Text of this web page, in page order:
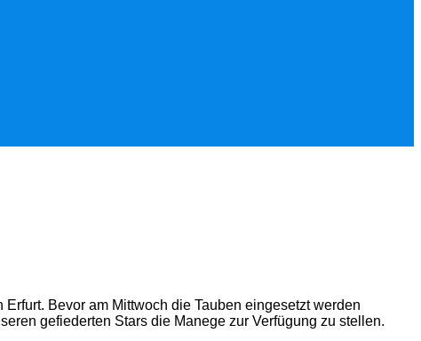
Bevor am Mittwoch die Tauben eingesetzt werden
gefiederten Stars die Manege zur Verfügung zu stellen.